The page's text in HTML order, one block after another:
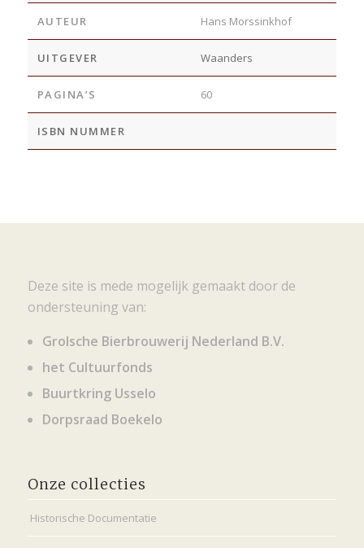
AUTEUR Hans Morssinkhof
UITGEVER Waanders
PAGINA’S 60
ISBN NUMMER
Deze site is mede mogelijk gemaakt door de
ondersteuning van:
Grolsche Bierbrouwerij Nederland B.V.
het Cultuurfonds
Buurtkring Usselo
Dorpsraad Boekelo
Onze collecties
Historische Documentatie